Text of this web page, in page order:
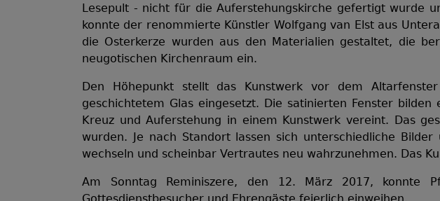
Lesepult - nicht für die Auferstehungskirche gefertigt wurde
konnte der renommierte Künstler Wolfgang van Elst aus
die Osterkerze wurden aus den Materialien gestaltet, die
neugotischen Kirchenraum ein.
Den Höhepunkt stellt das Kunstwerk vor dem
geschichtetem Glas eingesetzt. Die satinierten Fenster
Kreuz und Auferstehung in einem Kunstwerk vereint. Das
wurden. Je nach Standort lassen sich unterschiedliche
wechseln und scheinbar Vertrautes neu wahrzunehmen. Das
Am Sonntag Reminiszere, den 12. März 2017, konnte